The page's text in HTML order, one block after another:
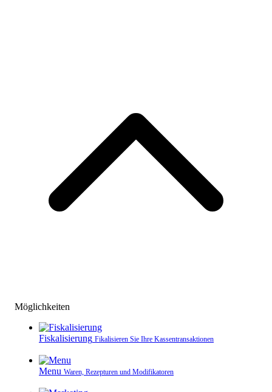
Möglichkeiten
Fiskalisierung Fikalisieren Sie Ihre Kassen­transaktionen
Menu Waren, Rezepturen und Modifikatoren